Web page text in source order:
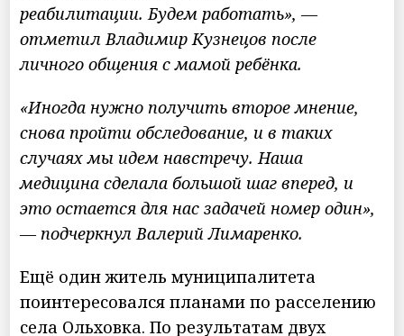
реабилитации. Будем работать», —
отметил Владимир Кузнецов после
личного общения с мамой ребёнка.
«Иногда нужно получить второе мнение,
снова пройти обследование, и в таких
случаях мы идем навстречу. Наша
медицина сделала большой шаг вперед, и
это остается для нас задачей номер один»,
— подчеркнул Валерий Лимаренко.
Ещё один житель муниципалитета
поинтересовался планами по расселению
села Ольховка. По результатам двух